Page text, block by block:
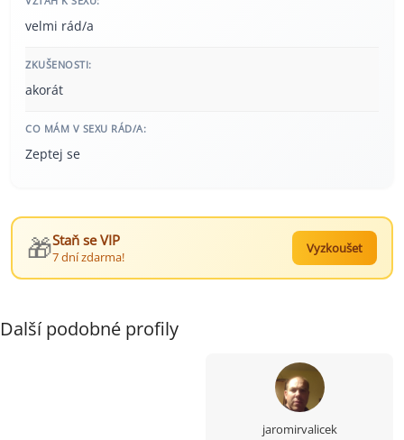
velmi rád/a
ZKUŠENOSTI:
akorát
CO MÁM V SEXU RÁD/A:
Zeptej se
🎁Staň se VIP
7 dní zdarma!
Vyzkoušet
Další podobné profily
jaromirvalicek